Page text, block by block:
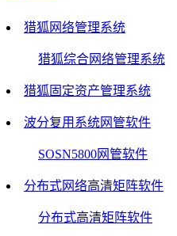
猎狐网络管理系统
猎狐综合网络管理系统
猎狐固定资产管理系统
波分复用系统网管软件
SOSN5800网管软件
分布式网络高清矩阵软件
分布式高清矩阵软件